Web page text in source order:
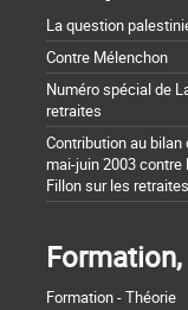
La question
Contre Mélenchon
Numéro spécial de
retraites
Contribution au
mai-juin 2003
Fillon sur les retraites
Formation - Théorie